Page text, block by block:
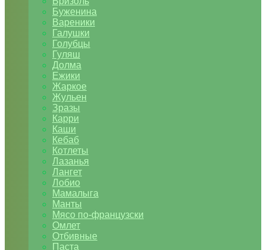
Буженина
Вареники
Галушки
Голубцы
Гуляш
Долма
Ежики
Жаркое
Жульен
Зразы
Карри
Каши
Кебаб
Котлеты
Лазанья
Лангет
Лобио
Мамалыга
Манты
Мясо по-французски
Омлет
Отбивные
Паста